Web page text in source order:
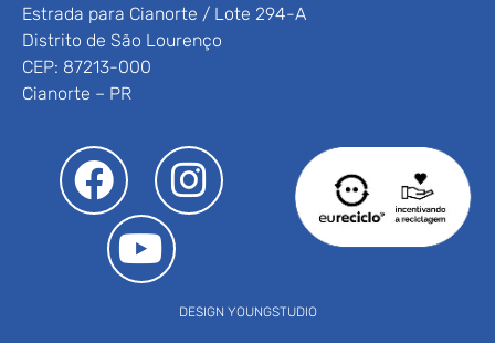
Estrada para Cianorte / Lote 294-A
Distrito de São Lourenço
CEP: 87213-000
Cianorte – PR
DESIGN YOUNGSTUDIO